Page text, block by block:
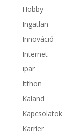
Hobby
Ingatlan
Innováció
Internet
Ipar
Itthon
Kaland
Kapcsolatok
Karrier